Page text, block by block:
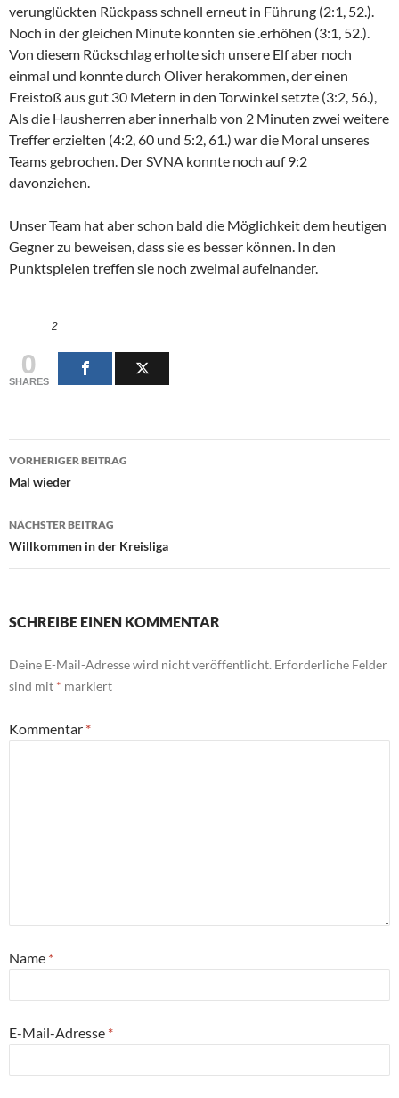
verunglückten Rückpass schnell erneut in Führung (2:1, 52.).
Noch in der gleichen Minute konnten sie .erhöhen (3:1, 52.).
Von diesem Rückschlag erholte sich unsere Elf aber noch
einmal und konnte durch Oliver herakommen, der einen
Freistoß aus gut 30 Metern in den Torwinkel setzte (3:2, 56.),
Als die Hausherren aber innerhalb von 2 Minuten zwei weitere
Treffer erzielten (4:2, 60 und 5:2, 61.) war die Moral unseres
Teams gebrochen. Der SVNA konnte noch auf 9:2
davonziehen.
Unser Team hat aber schon bald die Möglichkeit dem heutigen
Gegner zu beweisen, dass sie es besser können. In den
Punktspielen treffen sie noch zweimal aufeinander.
2
0
SHARES
Beitragsnavigation
VORHERIGER BEITRAG
Mal wieder
NÄCHSTER BEITRAG
Willkommen in der Kreisliga
SCHREIBE EINEN KOMMENTAR
Deine E-Mail-Adresse wird nicht veröffentlicht. Erforderliche Felder
sind mit * markiert
Kommentar *
Name *
E-Mail-Adresse *